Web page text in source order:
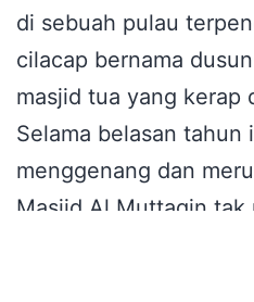
di sebuah pulau
cilacap bernama
masjid tua yang kerap
Selama belasan tahun
menggenang dan
Masjid Al Muttaqin tak